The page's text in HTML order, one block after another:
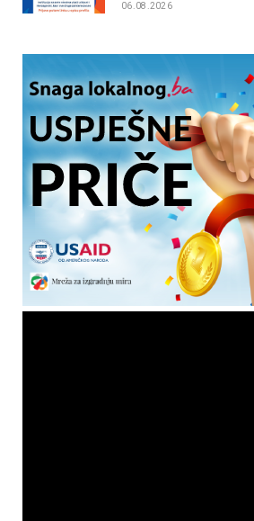
06.08.2026